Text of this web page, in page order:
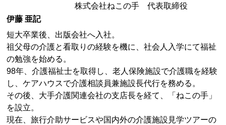
株式会社ねこの手 代表取締役
伊藤 亜記
短大卒業後、出版会社へ入社。
祖父母の介護と看取りの経験を機に、社会人入学にて福祉
の勉強を始める。
98年、介護福祉士を取得し、老人保険施設で介護職を経験
し、ケアハウスで介護相談員兼施設長代行を務める。
その後、大手介護関連会社の支店長を経て、「ねこの手」
を設立。
現在、旅行介助サービスや国内外の介護施設見学ツアーの